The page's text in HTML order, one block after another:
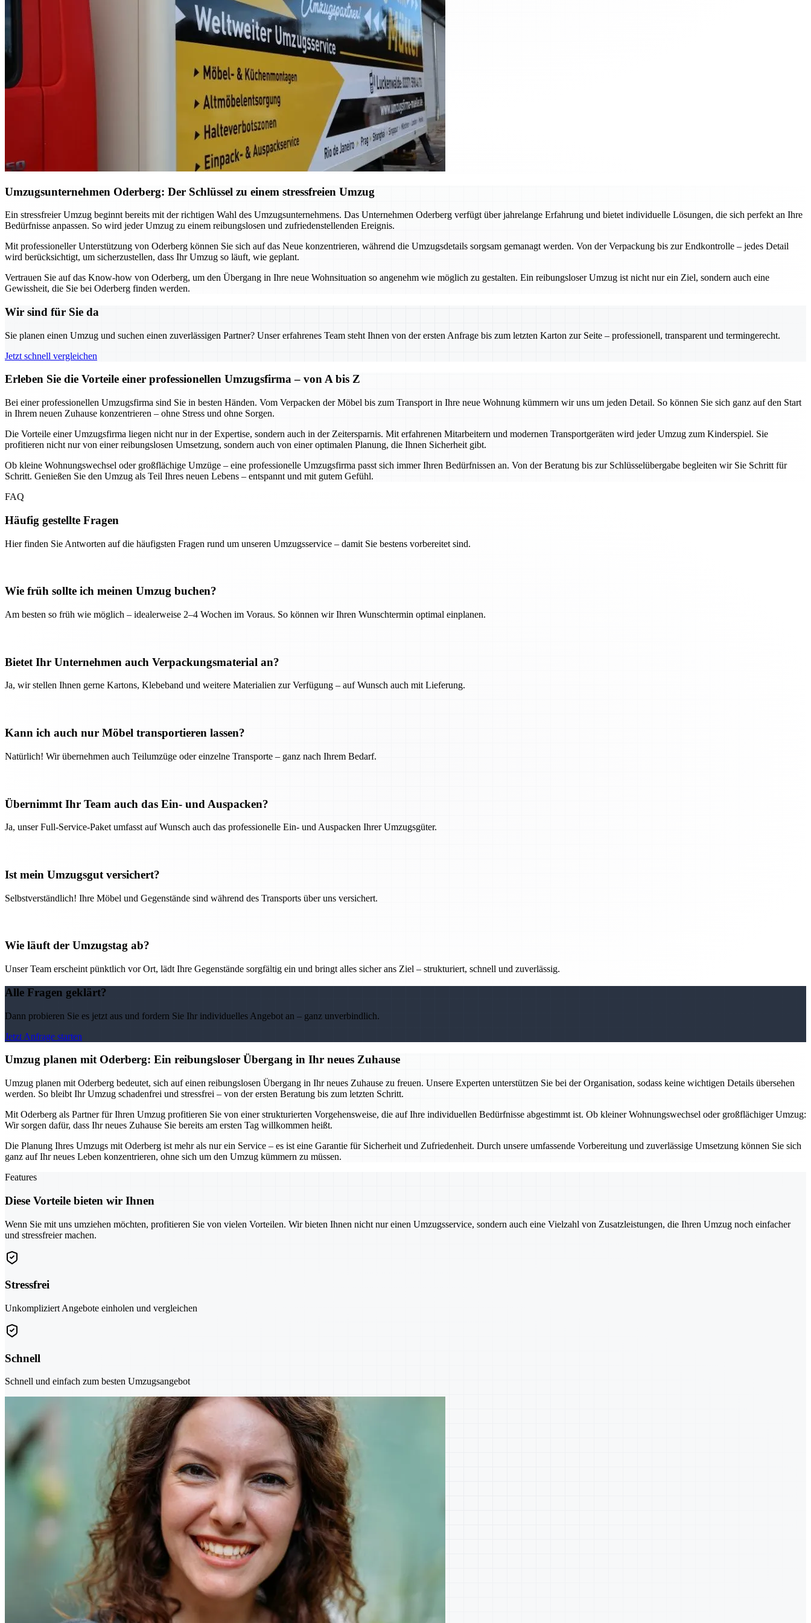
Umzugsunternehmen Oderberg: Der Schlüssel zu einem stressfreien Umzug
Ein stressfreier Umzug beginnt bereits mit der richtigen Wahl des Umzugsunternehmens. Das Unternehmen Oderberg verfügt über jahrelange Erfahrung und bietet individuelle Lösungen, die sich perfekt an Ihre
Bedürfnisse anpassen. So wird jeder Umzug zu einem reibungslosen und zufriedenstellenden Ereignis.
Mit professioneller Unterstützung von Oderberg können Sie sich auf das Neue konzentrieren, während die Umzugsdetails sorgsam gemanagt werden. Von der Verpackung bis zur Endkontrolle – jedes Detail
wird berücksichtigt, um sicherzustellen, dass Ihr Umzug so läuft, wie geplant.
Vertrauen Sie auf das Know-how von Oderberg, um den Übergang in Ihre neue Wohnsituation so angenehm wie möglich zu gestalten. Ein reibungsloser Umzug ist nicht nur ein Ziel, sondern auch eine
Gewissheit, die Sie bei Oderberg finden werden.
Wir sind für Sie da
Sie planen einen Umzug und suchen einen zuverlässigen Partner? Unser erfahrenes Team steht Ihnen von der ersten Anfrage bis zum letzten Karton zur Seite – professionell, transparent und termingerecht.
Jetzt schnell vergleichen
Erleben Sie die Vorteile einer professionellen Umzugsfirma – von A bis Z
Bei einer professionellen Umzugsfirma sind Sie in besten Händen. Vom Verpacken der Möbel bis zum Transport in Ihre neue Wohnung kümmern wir uns um jeden Detail. So können Sie sich ganz auf den Start
in Ihrem neuen Zuhause konzentrieren – ohne Stress und ohne Sorgen.
Die Vorteile einer Umzugsfirma liegen nicht nur in der Expertise, sondern auch in der Zeitersparnis. Mit erfahrenen Mitarbeitern und modernen Transportgeräten wird jeder Umzug zum Kinderspiel. Sie
profitieren nicht nur von einer reibungslosen Umsetzung, sondern auch von einer optimalen Planung, die Ihnen Sicherheit gibt.
Ob kleine Wohnungswechsel oder großflächige Umzüge – eine professionelle Umzugsfirma passt sich immer Ihren Bedürfnissen an. Von der Beratung bis zur Schlüsselübergabe begleiten wir Sie Schritt für
Schritt. Genießen Sie den Umzug als Teil Ihres neuen Lebens – entspannt und mit gutem Gefühl.
FAQ
Häufig gestellte Fragen
Hier finden Sie Antworten auf die häufigsten Fragen rund um unseren Umzugsservice – damit Sie bestens vorbereitet sind.
Wie früh sollte ich meinen Umzug buchen?
Am besten so früh wie möglich – idealerweise 2–4 Wochen im Voraus. So können wir Ihren Wunschtermin optimal einplanen.
Bietet Ihr Unternehmen auch Verpackungsmaterial an?
Ja, wir stellen Ihnen gerne Kartons, Klebeband und weitere Materialien zur Verfügung – auf Wunsch auch mit Lieferung.
Kann ich auch nur Möbel transportieren lassen?
Natürlich! Wir übernehmen auch Teilumzüge oder einzelne Transporte – ganz nach Ihrem Bedarf.
Übernimmt Ihr Team auch das Ein- und Auspacken?
Ja, unser Full-Service-Paket umfasst auf Wunsch auch das professionelle Ein- und Auspacken Ihrer Umzugsgüter.
Ist mein Umzugsgut versichert?
Selbstverständlich! Ihre Möbel und Gegenstände sind während des Transports über uns versichert.
Wie läuft der Umzugstag ab?
Unser Team erscheint pünktlich vor Ort, lädt Ihre Gegenstände sorgfältig ein und bringt alles sicher ans Ziel – strukturiert, schnell und zuverlässig.
Alle Fragen geklärt?
Dann probieren Sie es jetzt aus und fordern Sie Ihr individuelles Angebot an – ganz unverbindlich.
Jetzt Anfrage starten
Umzug planen mit Oderberg: Ein reibungsloser Übergang in Ihr neues Zuhause
Umzug planen mit Oderberg bedeutet, sich auf einen reibungslosen Übergang in Ihr neues Zuhause zu freuen. Unsere Experten unterstützen Sie bei der Organisation, sodass keine wichtigen Details übersehen
werden. So bleibt Ihr Umzug schadenfrei und stressfrei – von der ersten Beratung bis zum letzten Schritt.
Mit Oderberg als Partner für Ihren Umzug profitieren Sie von einer strukturierten Vorgehensweise, die auf Ihre individuellen Bedürfnisse abgestimmt ist. Ob kleiner Wohnungswechsel oder großflächiger Umzug:
Wir sorgen dafür, dass Ihr neues Zuhause Sie bereits am ersten Tag willkommen heißt.
Die Planung Ihres Umzugs mit Oderberg ist mehr als nur ein Service – es ist eine Garantie für Sicherheit und Zufriedenheit. Durch unsere umfassende Vorbereitung und zuverlässige Umsetzung können Sie sich
ganz auf Ihr neues Leben konzentrieren, ohne sich um den Umzug kümmern zu müssen.
Features
Diese Vorteile bieten wir Ihnen
Wenn Sie mit uns umziehen möchten, profitieren Sie von vielen Vorteilen. Wir bieten Ihnen nicht nur einen Umzugsservice, sondern auch eine Vielzahl von Zusatzleistungen, die Ihren Umzug noch einfacher
und stressfreier machen.
Stressfrei
Unkompliziert Angebote einholen und vergleichen
Schnell
Schnell und einfach zum besten Umzugsangebot